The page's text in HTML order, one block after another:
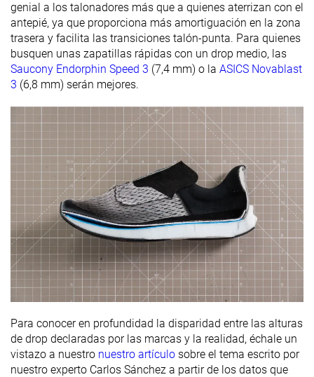
genial a los talonadores más que a quienes aterrizan con el
antepié, ya que proporciona más amortiguación en la zona
trasera y facilita las transiciones talón-punta. Para quienes
busquen unas zapatillas rápidas con un drop medio, las
Saucony Endorphin Speed 3 (7,4 mm) o la ASICS Novablast
3 (6,8 mm) serán mejores.
Para conocer en profundidad la disparidad entre las alturas
de drop declaradas por las marcas y la realidad, échale un
vistazo a nuestro nuestro artículo sobre el tema escrito por
nuestro experto Carlos Sánchez a partir de los datos que